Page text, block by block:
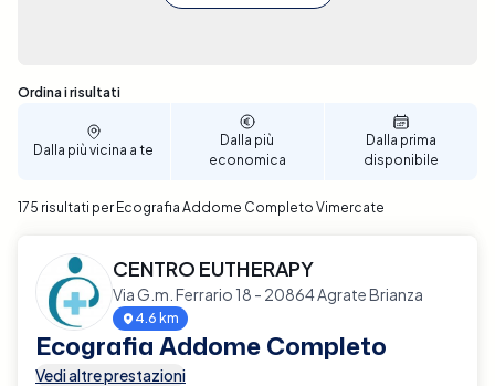
Sono stati trovati 175 risultati
Ordina i risultati
Dalla più vicina a te
Dalla più
economica
Dalla prima
disponibile
175 risultati per Ecografia Addome Completo Vimercate
CENTRO EUTHERAPY
Via G.m. Ferrario 18 - 20864 Agrate Brianza
4.6 km
Ecografia Addome Completo
Vedi altre prestazioni